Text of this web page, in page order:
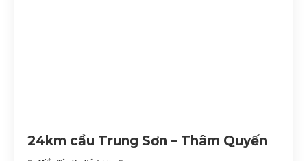
24km cầu Trung Sơn – Thâm Quyến